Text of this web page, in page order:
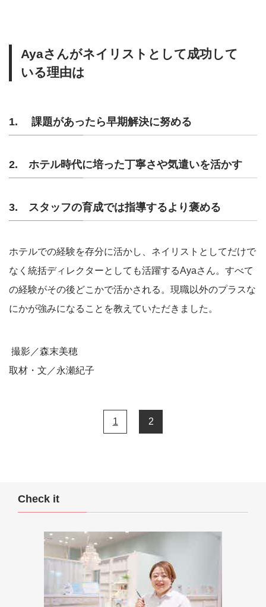
Ayaさんがネイリストとして成功して
いる理由は
1. 課題があったら早期解決に努める
2. ホテル時代に培った丁寧さや気遣いを活かす
3. スタッフの育成では指導するより褒める
ホテルでの経験を存分に活かし、ネイリストとしてだけで
なく統括ディレクターとしても活躍するAyaさん。すべて
の経験がその後どこかで活かされる。現職以外のプラスな
にかが強みになることを教えていただきました。
撮影／森末美穂
取材・文／永瀬紀子
1 2
Check it